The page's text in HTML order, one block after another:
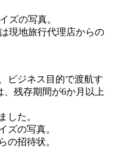
ズの写真。
現地旅行代理店からの
ビジネス目的で渡航す
残存期間が6か月以上
した。
ズの写真。
の招待状。